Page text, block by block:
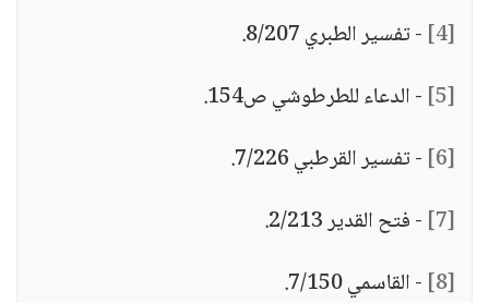
[4]
- تفسير الطبري 8/207.
[5]
- الدعاء للطرطوشي ص154.
[6]
- تفسير القرطبي 7/226.
[7]
- فتح القدير 2/213.
[8]
- القاسمي 7/150.